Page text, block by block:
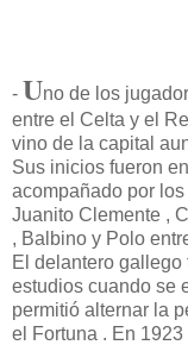
- Uno de los
entre el Celta y el
vino de la capital
Sus inicios fueron
acompañado por
Juanito Clemente ,
, Balbino y Polo
El delantero
estudios cuando se
permitió alternar la
el Fortuna . En